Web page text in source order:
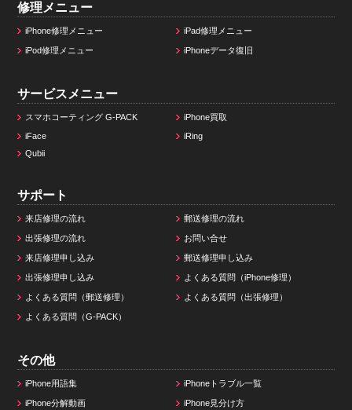
修理メニュー
iPhone修理メニュー iPad修理メニュー
iPod修理メニュー iPhoneデータ復旧
サービスメニュー
スマホコーティング G-PACK
iPhone買取
iFace
iRing
Qubii
サポート
来店修理の流れ 郵送修理の流れ
出張修理の流れ お問い合せ
来店修理申し込み 郵送修理申し込み
出張修理申し込み よくある質問（iPhone修理）
よくある質問（郵送修理） よくある質問（出張修理）
よくある質問（G-PACK）
その他
iPhone用語集 iPhoneトラブル一覧
iPhone分解動画 iPhone見分け方